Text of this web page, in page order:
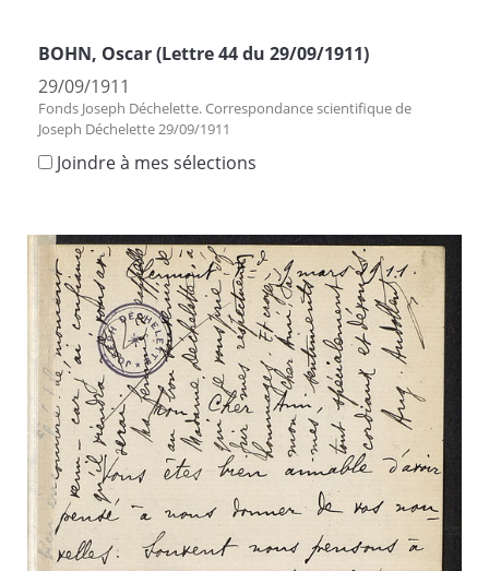
BOHN, Oscar (Lettre 44 du 29/09/1911)
29/09/1911
Fonds Joseph Déchelette. Correspondance scientifique de
Joseph Déchelette 29/09/1911
Joindre à mes sélections